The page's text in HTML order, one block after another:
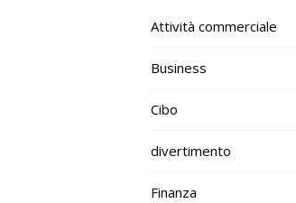
Attività commerciale
Business
Cibo
divertimento
Finanza